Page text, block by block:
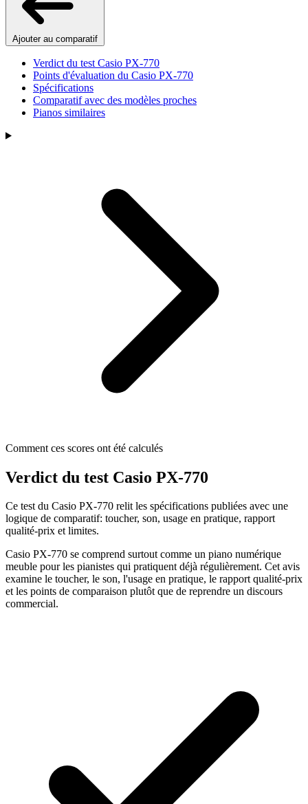
Ajouter au comparatif
Verdict du test Casio PX-770
Points d'évaluation du Casio PX-770
Spécifications
Comparatif avec des modèles proches
Pianos similaires
Comment ces scores ont été calculés
Verdict du test Casio PX-770
Ce test du Casio PX-770 relit les spécifications publiées avec une
logique de comparatif: toucher, son, usage en pratique, rapport
qualité-prix et limites.
Casio PX-770 se comprend surtout comme un piano numérique
meuble pour les pianistes qui pratiquent déjà régulièrement. Cet avis
examine le toucher, le son, l'usage en pratique, le rapport qualité-prix
et les points de comparaison plutôt que de reprendre un discours
commercial.